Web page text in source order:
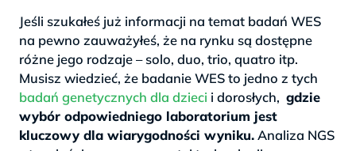
Jeśli szukałeś już informacji na temat badań WES
na pewno zauważyłeś, że na rynku są dostępne
różne jego rodzaje – solo, duo, trio, quatro itp.
Musisz wiedzieć, że badanie WES to jedno z tych
badań genetycznych dla dzieci i dorosłych, gdzie
wybór odpowiedniego laboratorium jest
kluczowy dla wiarygodności wyniku.Analiza NGS